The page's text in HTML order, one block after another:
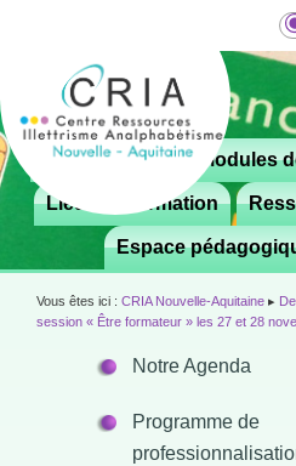
Menu
principal Le CRIA Modules
Lieux de formation
Espace
Vous êtes ici : CRIA Nouvelle-Aquitaine ▸
session « Être formateur » les 27 et 28
Notre Agenda
Programme de